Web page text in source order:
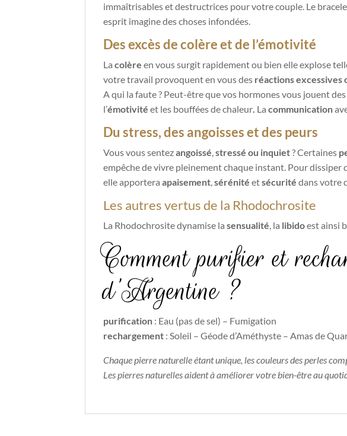
immaîtrisables et destructrices pour votre couple. Le
esprit imagine des choses infondées.
Des excès de colère et de l’émotivité
La colère en vous surgit rapidement ou bien elle explose
votre travail provoquent en vous des réactions excessives
A qui la faute ? Peut-être que vos hormones vous jouent
l’émotivité et les bouffées de chaleur. La communication
Du stress, des angoisses et des peurs
Vous vous sentezangoissé,stressé ou inquiet? Certaines
empêche de vivre pleinement chaque instant. Pour dissiper
elle apportera apaisement,sérénité etsécurité dans votre
Les autres vertus de la Rhodochrosite
La Rhodochrosite dynamise la sensualité, la libidoest ainsi
Comment purifier et
d’Argentine ?
purification: Eau (pas de sel) – Fumigation
rechargement: Soleil – Géode d’Améthyste – Amas de
Chaque pierre naturelle étant unique, les couleurs des perles
Les pierres naturelles aident à améliorer votre bien-être au